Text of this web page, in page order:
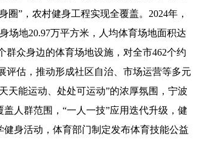
”，农村健身工程实现全覆盖。2024年，
场地20.97万平方米，人均体育场地面积达
群众身边的体育场地设施，对全市462个约
评估，推动形成社区自治、市场运营等多元
天能运动、处处可运动”的浓厚氛围，宁波
人群范围，“一人一技”应用迭代升级，健
身活动，体育部门制定发布体育技能公益